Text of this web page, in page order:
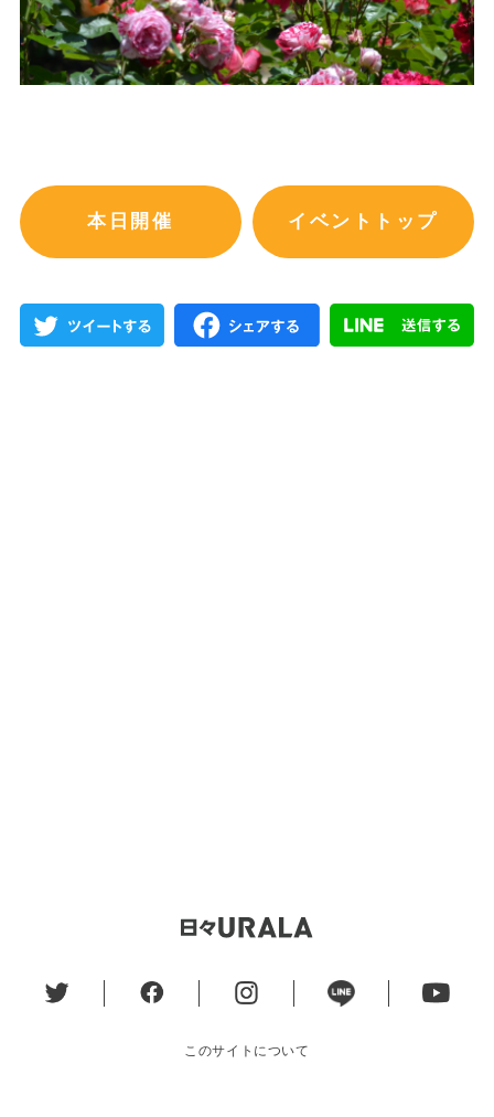
本日開催 イベントトップ
このサイトについて